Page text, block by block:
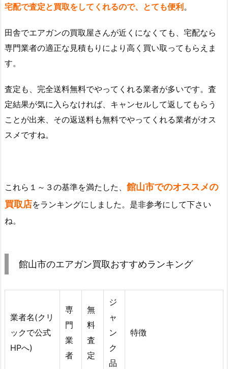
宅配で査定と買取をしてくれるので、とても便利。
田舎でエアガンの買取屋さんが近くになくても、宅配なら
専門業者の適正な見積もりにより高く買い取ってもらえま
す。
査定も、完全送料無料でやってくれる業者が多いです。査
定結果が気に入らなければ、キャンセルして返してもらう
ことが出来、その返送料も無料でやってくれる業者がオス
スメですね。
これら１～３の基準を満たした、 館山市でのオススメの
買取店をランキングにしました。是非参考にして下さい
ね。
館山市のエアガン買取おすすめランキング
業者名(クリ
ックで公式
HPへ)
専
門
業
者
無
料
査
定
ジ
ャ
ン
ク
品
特徴